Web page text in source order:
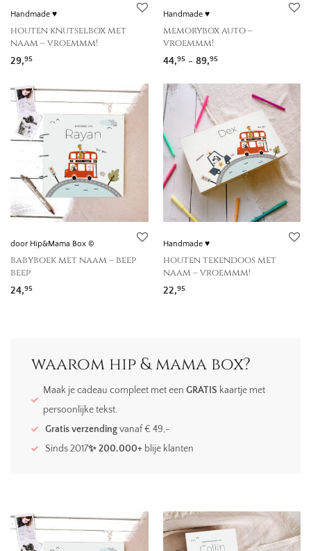
Handmade ♥
houten knutselbox met
naam – vroemmm!
29,95
Handmade ♥
memorybox auto –
vroemmm!
44,95 - 89,95Prijsklasse: 44,95
door Hip&Mama Box ©
babyboek met naam – beep
beep
24,95
Handmade ♥
houten tekendoos met
naam – vroemmm!
22,95
waarom hip & mama box?
Maak je cadeau compleet met een GRATIS kaartje met
persoonlijke tekst.
Gratis verzendingvanaf € 49,-
Sinds 2017✨ 200.000+ blije klanten